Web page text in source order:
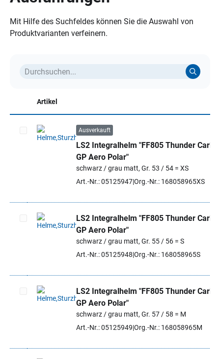
Mit Hilfe des Suchfeldes können Sie die Auswahl von
Produktvarianten verfeinern.
Artikel
Artikel auswählen
Ausverkauft
LS2 Integralhelm "FF805 Thunder
GP Aero Polar"
schwarz / grau matt, Gr. 53 / 54 = XS
Art.-Nr.: 05125947Org.-Nr.: 168058965XS
Artikel auswählen
LS2 Integralhelm "FF805 Thunder
GP Aero Polar"
schwarz / grau matt, Gr. 55 / 56 = S
Art.-Nr.: 05125948 Org.-Nr.: 168058965S
Artikel auswählen
LS2 Integralhelm "FF805 Thunder
GP Aero Polar"
schwarz / grau matt, Gr. 57 / 58 = M
Art.-Nr.: 05125949 Org.-Nr.: 168058965M